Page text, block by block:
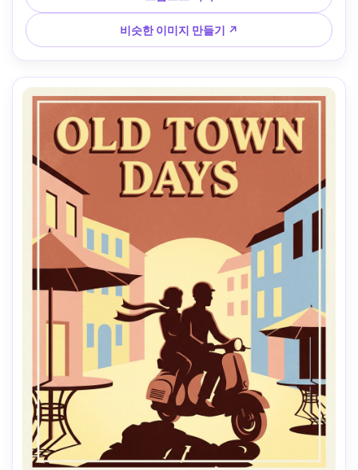
"FLY THE COAST", 스크린프린트 잉크 질감, 인쇄 준비 구성
--ar 4:5
비슷한 이미지 만들기 ↗